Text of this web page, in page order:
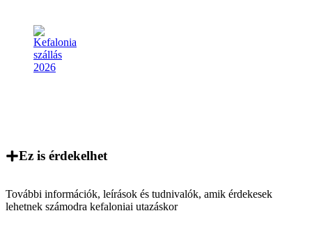
Ez is érdekelhet
További információk, leírások és tudnivalók, amik érdekesek
lehetnek számodra kefaloniai utazáskor